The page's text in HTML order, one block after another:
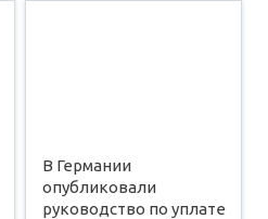
В Германии
опубликовали
руководство по уплате